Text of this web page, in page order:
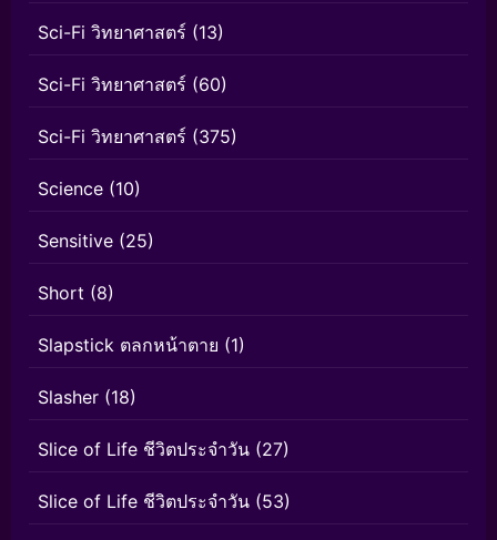
Sci-Fi วิทยาศาสตร์ (13)
Sci-Fi วิทยาศาสตร์ (60)
Sci-Fi วิทยาศาสตร์ (375)
Science (10)
Sensitive (25)
Short (8)
Slapstick ตลกหน้าตาย (1)
Slasher (18)
Slice of Life ชีวิตประจำวัน (27)
Slice of Life ชีวิตประจำวัน (53)